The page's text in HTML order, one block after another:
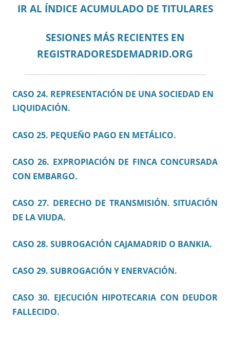
IR AL ÍNDICE ACUMULADO DE TITULARES
SESIONES MÁS RECIENTES EN
REGISTRADORESDEMADRID.ORG
CASO 24. REPRESENTACIÓN DE UNA SOCIEDAD EN
LIQUIDACIÓN.
CASO 25. PEQUEÑO PAGO EN METÁLICO.
CASO 26. EXPROPIACIÓN DE FINCA CONCURSADA
CON EMBARGO.
CASO 27. DERECHO DE TRANSMISIÓN. SITUACIÓN
DE LA VIUDA.
CASO 28. SUBROGACIÓN CAJAMADRID O BANKIA.
CASO 29. SUBROGACIÓN Y ENERVACIÓN.
CASO 30. EJECUCIÓN HIPOTECARIA CON DEUDOR
FALLECIDO.